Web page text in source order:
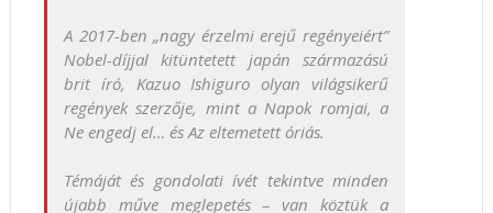
A 2017-ben „nagy érzelmi erejű regényeiért”
Nobel-díjjal kitüntetett japán származású
brit író, Kazuo Ishiguro olyan világsikerű
regények szerzője, mint a Napok romjai, a
Ne engedj el… és Az eltemetett óriás.
Témáját és gondolati ívét tekintve minden
újabb műve meglepetés – van köztük a